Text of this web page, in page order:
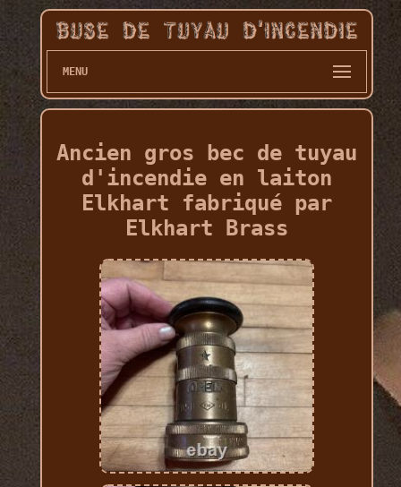
MENU
Ancien gros bec de tuyau
d'incendie en laiton
Elkhart fabriqué par
Elkhart Brass